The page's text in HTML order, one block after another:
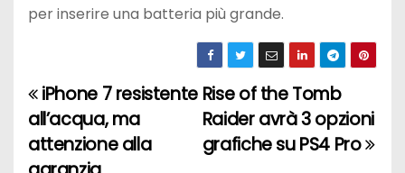
per inserire una batteria più grande.
N
a
Rise of the Tomb
Raider avrà 3 opzioni
grafiche su PS4 Pro
iPhone 7 resistente
all’acqua, ma
attenzione alla